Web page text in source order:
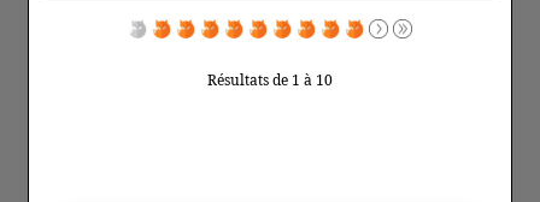
Résultats de 1 à 10